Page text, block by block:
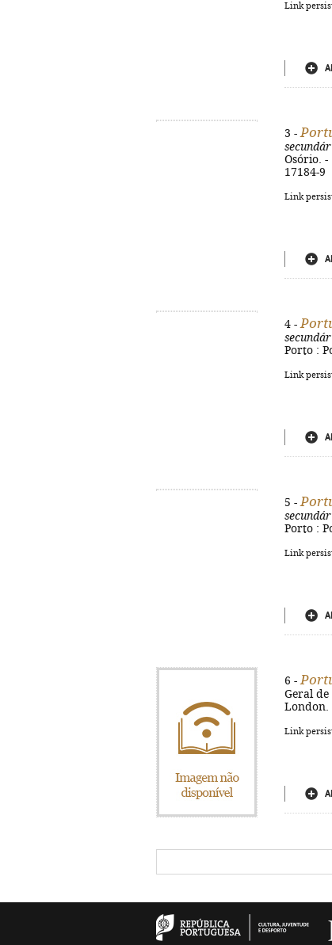
Link
3 -
Osório. -
17184-9
Link
4 -
Porto :
Link
5 -
Porto :
Link
6 -
Geral
London.
Link